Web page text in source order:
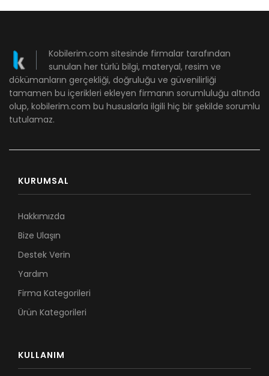
Kobilerim.com sitesinde firmalar tarafından
sunulan her türlü bilgi, materyal, resim ve
dökümanların gerçekliği, doğruluğu ve güvenilirliği
tamamen bu içerikleri ekleyen firmanın sorumluluğu altında
olup, kobilerim.com bu hususlarla ilgili hiç bir şekilde sorumlu
tutulamaz.
KURUMSAL
Hakkımızda
Bize Ulaşın
Destek Verin
Yardım
Firma Kategorileri
Ürün Kategorileri
KULLANIM